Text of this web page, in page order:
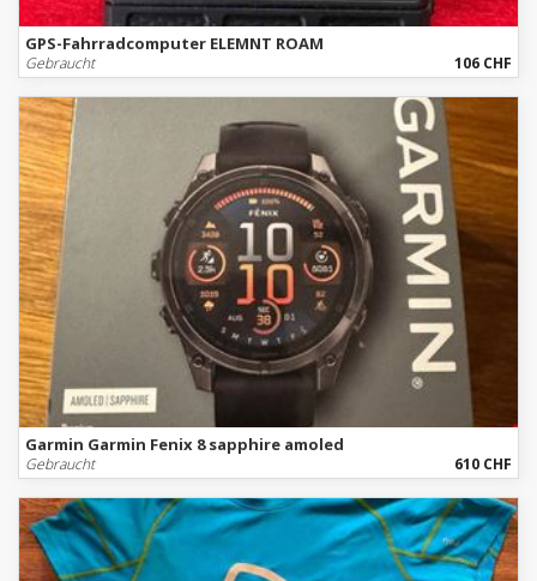
GPS-Fahrradcomputer ELEMNT ROAM
Gebraucht 106 CHF
Garmin Garmin Fenix 8 sapphire amoled
Gebraucht 610 CHF